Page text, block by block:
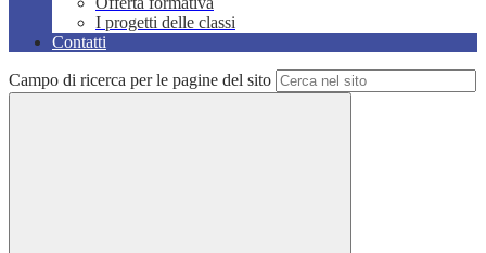
I progetti delle classi
Contatti
Campo di ricerca per le pagine del sito